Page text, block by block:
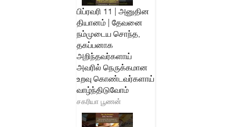
பிப்ரவரி 11 | அனுதின
தியானம் | தேவனை
நம்முடைய சொந்த,
தகப்பனாக
அறிந்தவர்களாய்
அவரில் நெருக்கமான
உறவு கொண்டவர்களாய்
வாழ்ந்திடுவோம்
சகரியா பூணன்